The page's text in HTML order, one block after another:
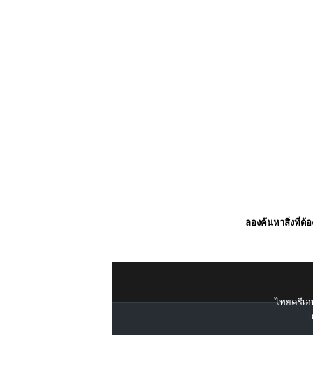
ลองค้นหาสิ่งที่ต้อ
ไทยครีเอ
[